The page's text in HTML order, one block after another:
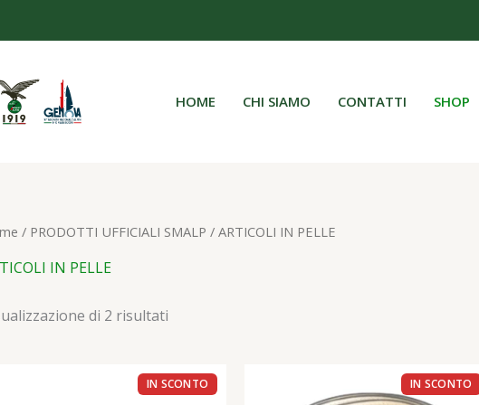
HOME CHI SIAMO CONTATTI SHOP
/ PRODOTTI UFFICIALI SMALP / ARTICOLI IN PELLE
IN PELLE
di 2 risultati
prezzo
Il
prezzo
prezzo
Il
prezzo